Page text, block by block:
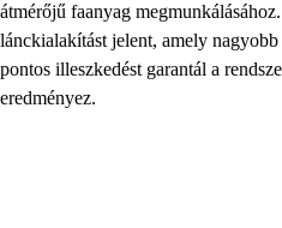
átmérőjű faanyag
lánckialakítást jelent, amely
pontos illeszkedést garantál a
eredményez.